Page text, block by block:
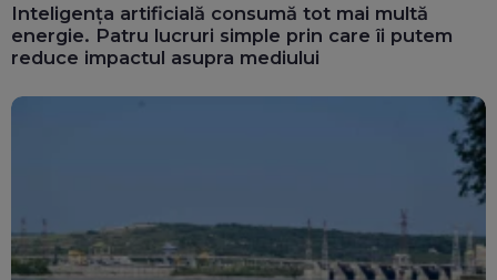
Inteligența artificială consumă tot mai multă
energie. Patru lucruri simple prin care îi putem
reduce impactul asupra mediului